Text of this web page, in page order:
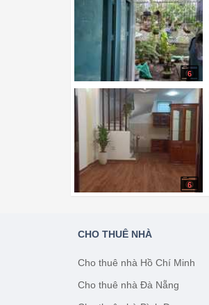
6
6
CHO THUÊ NHÀ
Cho thuê nhà Hồ Chí Minh
Cho thuê nhà Đà Nẵng